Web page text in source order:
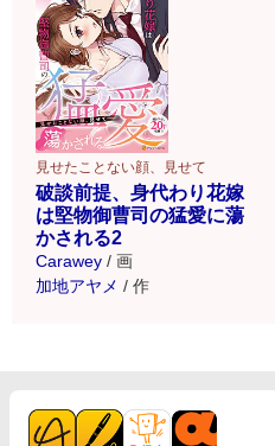
見せたことない顔、見せて
破談前提、身代わり花嫁
は堅物御曹司の猛愛に蕩
かされる2
Carawey / 画
加地アヤメ / 作